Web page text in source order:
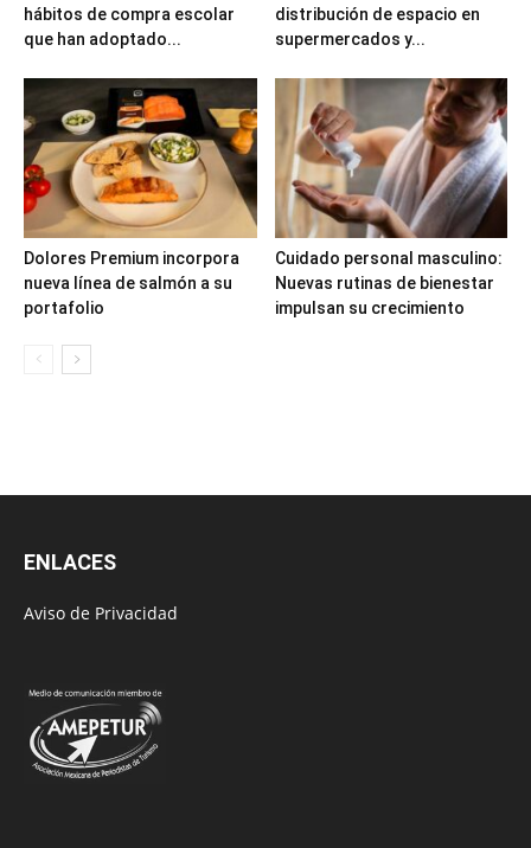
hábitos de compra escolar
que han adoptado...
distribución de espacio en
supermercados y...
Dolores Premium incorpora
nueva línea de salmón a su
portafolio
Cuidado personal masculino:
Nuevas rutinas de bienestar
impulsan su crecimiento
ENLACES
Aviso de Privacidad